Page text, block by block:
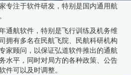
专注于软件研发，特别是国内通用航
通航软件，特别是飞行训练及机务维
拥有多名在民航飞院、民航科研机构
家顾问，以保证弘道软件推出的通航
水平，同时对局方的各种政策、公告
件可以及时调整。